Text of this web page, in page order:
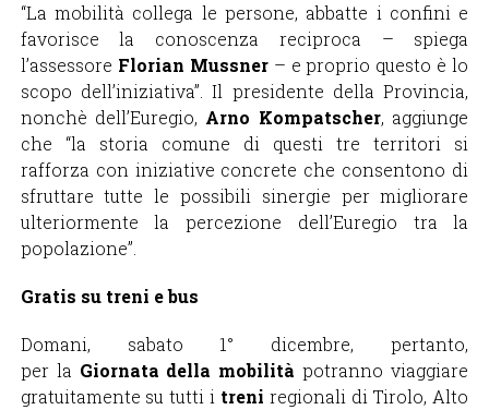
“La mobilità collega le persone, abbatte i confini e
favorisce la conoscenza reciproca – spiega
l’assessore Florian Mussner– e proprio questo è lo
scopo dell’iniziativa”. Il presidente della Provincia,
nonchè dell’Euregio, Arno Kompatscher, aggiunge
che “la storia comune di questi tre territori si
rafforza con iniziative concrete che consentono di
sfruttare tutte le possibili sinergie per migliorare
ulteriormente la percezione dell’Euregio tra la
popolazione”.
Gratis su treni e bus
Domani, sabato 1° dicembre, pertanto,
per la Giornata della mobilità potranno viaggiare
gratuitamente su tutti i treni regionali di Tirolo, Alto